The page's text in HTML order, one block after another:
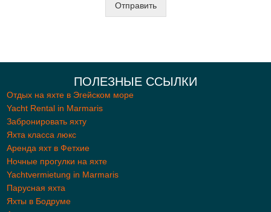
Отправить
ПОЛЕЗНЫЕ ССЫЛКИ
Отдых на яхте в Эгейском море
Yacht Rental in Marmaris
Забронировать яхту
Яхта класса люкс
Aренда яхт в Фетхие
Ночные прогулки на яхте
Yachtvermietung in Marmaris
Парусная яхта
Яхты в Бодруме